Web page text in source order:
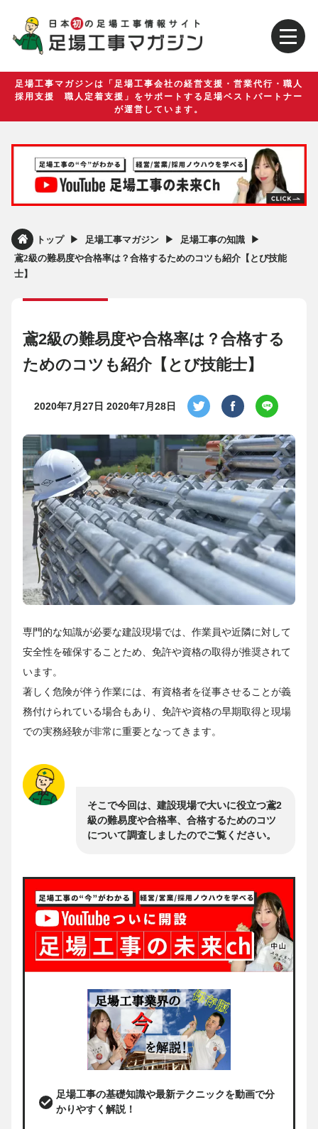
足場工事マガジンは「足場工事会社の経営支援・営業代行・職人
採用支援 職人定着支援」をサポートする足場ベストパートナー
が運営しています。
トップ ▶︎ 足場工事マガジン ▶︎ 足場工事の知識 ▶︎
鳶2級の難易度や合格率は？合格するためのコツも紹介【とび技能
士】
鳶2級の難易度や合格率は？合格する
ためのコツも紹介【とび技能士】
2020年7月27日 2020年7月28日
専門的な知識が必要な建設現場では、作業員や近隣に対して
安全性を確保することため、免許や資格の取得が推奨されて
います。
著しく危険が伴う作業には、有資格者を従事させることが義
務付けられている場合もあり、免許や資格の早期取得と現場
での実務経験が非常に重要となってきます。
そこで今回は、建設現場で大いに役立つ鳶2
級の難易度や合格率、合格するためのコツ
について調査しましたのでご覧ください。
足場工事の基礎知識や最新テクニックを動画で分
かりやすく解説！